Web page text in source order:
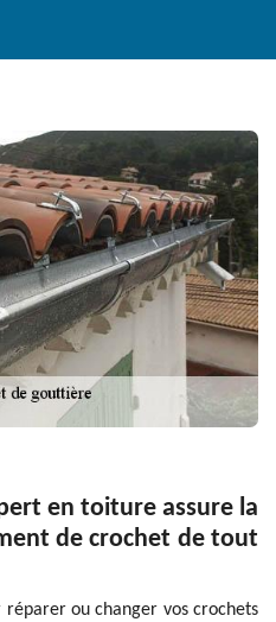
en toiture assure la
de crochet de tout
réparer ou changer vos crochets